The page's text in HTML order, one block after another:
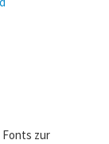
zur